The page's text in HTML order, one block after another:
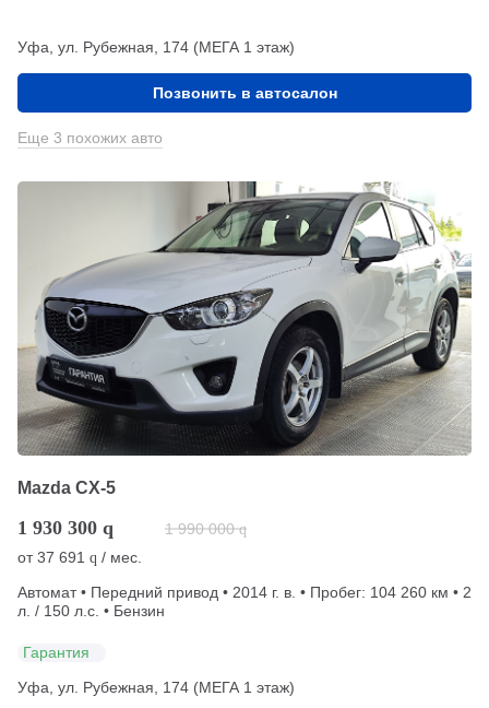
Уфа, ул. Рубежная, 174 (МЕГА 1 этаж)
Позвонить в автосалон
Еще 3 похожих авто
Mazda CX-5
1 930 300 q 1 990 000 q
от37 691 q / мес.
Автомат • Передний привод • 2014 г. в. • Пробег: 104 260 км • 2
л. / 150 л.с. • Бензин
Гарантия
Уфа, ул. Рубежная, 174 (МЕГА 1 этаж)